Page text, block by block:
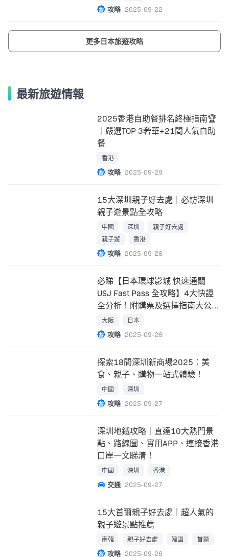
攻略 2025-09-22
更多日本旅遊攻略
最新旅遊情報
2025香港自助餐排名終極指南🏆
｜嚴選TOP 3奢華+21間人氣自助
餐
香港
攻略 2025-09-29
15大深圳親子好去處｜必訪深圳
親子遊景點全攻略
中國 深圳
親子好去處
親子遊
香港
攻略 2025-09-28
必睇【日本環球影城 快速通關
USJ Fast Pass 全攻略】4大快證
全分析！附購票及選擇指南大公
開！
大阪 日本
攻略 2025-09-28
探索18間深圳新商場2025：美
食、親子、購物一站式體驗！
中國 深圳
攻略 2025-09-27
深圳地鐵攻略｜直達10大熱門景
點、路線圖、實用APP、連接香港
口岸一文睇清！
中國 深圳 香港
交通 2025-09-27
15大首爾親子好去處｜超人氣的
親子遊景點推薦
南韓 親子好去處 韓國 首爾
攻略 2025-09-26